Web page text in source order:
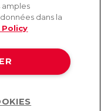
amples
dans la
Policy